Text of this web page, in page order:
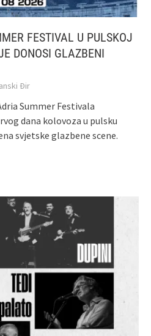
FESTIVAL U PULSKOJ
DONOSI GLAZBENI
Đir
Summer Festivala
dana kolovoza u pulsku
svjetske glazbene scene.